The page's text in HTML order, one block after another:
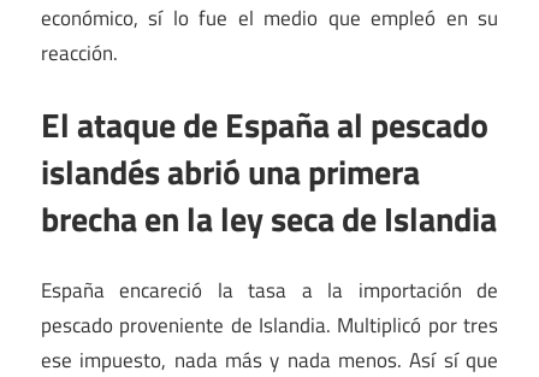
económico, sí lo fue el medio que empleó en su
reacción.
El ataque de España al pescado
islandés abrió una primera
brecha en la ley seca de Islandia
España encareció la tasa a la importación de
pescado proveniente de Islandia. Multiplicó por tres
ese impuesto, nada más y nada menos. Así sí que